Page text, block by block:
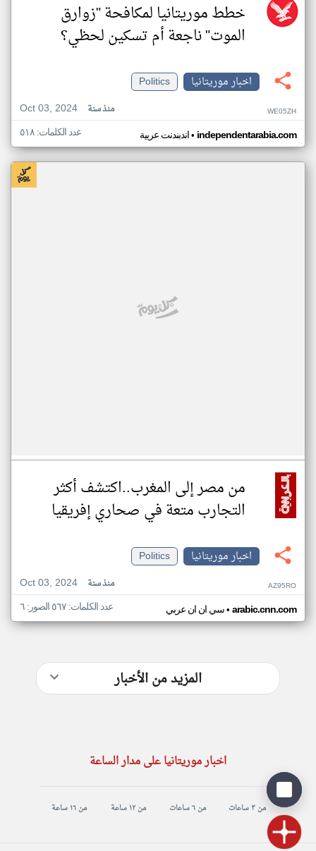
خطط موريتانيا لمكافحة "زوارق
الموت" ناجعة أم تسكين لحظي؟
اخبار موريتانيا
Politics
Oct 03, 2024
منذ سنة WE05ZH
اندبندنت عربية• independentarabia.com عدد الكلمات: ٥١٨
من مصر إلى المغرب..اكتشف أكثر
التجارب متعة في صحاري إفريقيا
اخبار موريتانيا
Politics
Oct 03, 2024
منذ سنة AZ95RO
سي ان ان عربي• arabic.cnn.com عدد الكلمات: ٥٦٧ الصور: ٦
المزيد من الأخبار
اخبار موريتانيا على مدار الساعة
من ٣ ساعات من ٦ ساعات من ١٢ ساعة من ١٦ ساعة